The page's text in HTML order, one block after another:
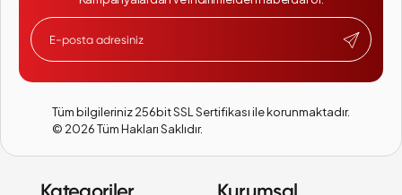
markasının özel olarak ürettiği kombiler ile aile bütçesine katkıda
bulunuyor. Evinizin iklimlendirmesini kış aylarında rahatlıkla
yapabileceğiniz bu ürünler artık her evin elzem bir ihtiyacı haline
gelmiştir. İçerisinde barındırdığı sıcak su kütlesi sayesinde evlerde
sıcaklığı korumayı sağlayan kombileri incelemek ve sipariş vermek
Kombi Modelleri
Hermetik Modelleri
: Açık yanma odasını içerisinde bulundurmayan
Tüm bilgileriniz 256bit SSL Sertifikası ile korunmaktadır.
© 2026Tüm Hakları Saklıdır.